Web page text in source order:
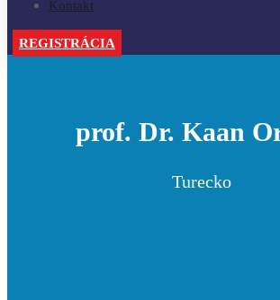
Kontakt
REGISTRÁCIA
prof. Dr. Kaan
Turecko